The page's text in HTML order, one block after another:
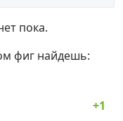
пока.
фиг найдешь: